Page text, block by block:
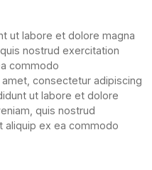
ut labore et dolore magna
nostrud exercitation
commodo
consectetur adipiscing
ut labore et dolore
quis nostrud
aliquip ex ea commodo